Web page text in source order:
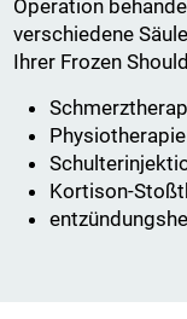
Operation
verschiedene
Ihrer Frozen
Physiotherapie
Kortison-